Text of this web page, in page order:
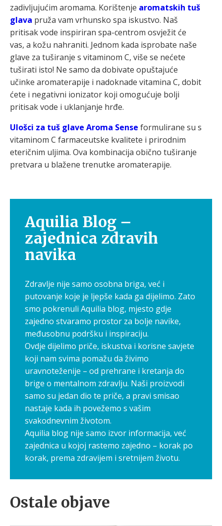
zadivljujućim aromama. Korištenje aromatskih tuš
glava pruža vam vrhunsko spa iskustvo. Naš
pritisak vode inspiriran spa-centrom osvježit će
vas, a kožu nahraniti. Jednom kada isprobate naše
glave za tuširanje s vitaminom C, više se nećete
tuširati isto! Ne samo da dobivate opuštajuće
učinke aromaterapije i nadoknade vitamina C, dobit
ćete i negativni ionizator koji omogućuje bolji
pritisak vode i uklanjanje hrđe.
Ulošci za tuš glave Aroma Sense formulirane su s
vitaminom C farmaceutske kvalitete i prirodnim
eteričnim uljima. Ova kombinacija obično tuširanje
pretvara u blažene trenutke aromaterapije.
Aquilia Blog –
zajednica zdravih
navika
Zdravlje nije samo osobna briga, već i
putovanje koje je ljepše kada ga dijelimo. Zato
smo pokrenuli Aquilia blog, mjesto gdje
zajedno stvaramo prostor za bolje navike,
međusobnu podršku i inspiraciju.
Ovdje dijelimo priče, iskustva i korisne savjete
koji nam svima pomažu da živimo
uravnoteženije – od prehrane i kretanja do
brige o mentalnom zdravlju. Naši proizvodi
samo su jedan dio te priče, a pravi smisao
nastaje kada ih povežemo s vašim
svakodnevnim životom.
Aquilia blog nije samo izvor informacija, već
zajednica u kojoj rastemo zajedno – korak po
korak, prema zdravijem i sretnijem životu.
Ostale objave